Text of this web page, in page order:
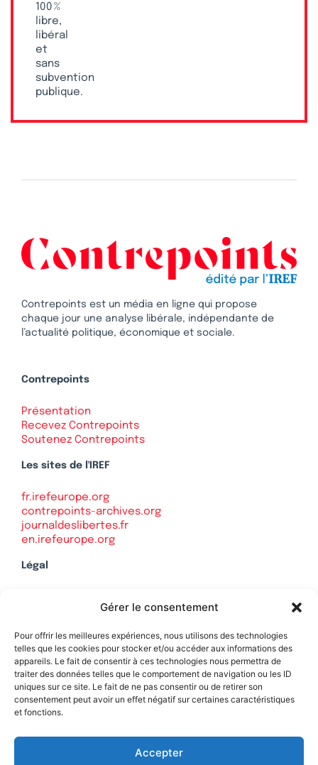
Gérer le consentement
Pour offrir les meilleures expériences, nous utilisons des technologies
telles que les cookies pour stocker et/ou accéder aux informations des
appareils. Le fait de consentir à ces technologies nous permettra de
traiter des données telles que le comportement de navigation ou les ID
uniques sur ce site. Le fait de ne pas consentir ou de retirer son
consentement peut avoir un effet négatif sur certaines caractéristiques
et fonctions.
Accepter
100 %
libre,
libéral
et
sans
subvention
publique.
Contrepoints est un média en ligne qui propose
chaque jour une analyse libérale, indépendante de
l’actualité politique, économique et sociale.
Contrepoints
Présentation
Recevez Contrepoints
Soutenez Contrepoints
Les sites de l'IREF
fr.irefeurope.org
contrepoints-archives.org
journaldeslibertes.fr
en.irefeurope.org
Légal
Politique de confidentialité
Contact
Soutenez Contrepoints